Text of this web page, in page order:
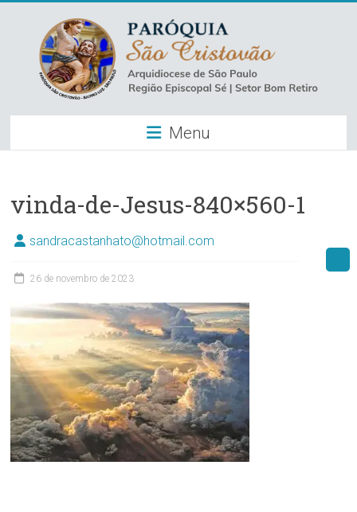
content
Paróquia
São
–
Luz
de
São
Paulo
–
Região
Episcopal
Sé
–
Setor
Bom
Menu
vinda-de-Jesus-840×560-1
sandracastanhato@hotmail.com
26 de novembro de 2023